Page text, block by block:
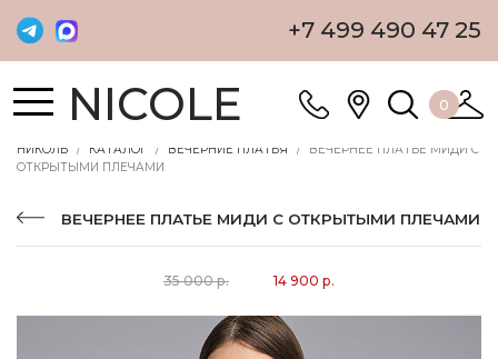
+7 499 490 47 25
NICOLE 0
НИКОЛЬ КАТАЛОГ ВЕЧЕРНИЕ ПЛАТЬЯ
ВЕЧЕРНЕЕ ПЛАТЬЕ МИДИ С
ОТКРЫТЫМИ ПЛЕЧАМИ
ВЕЧЕРНЕЕ ПЛАТЬЕ МИДИ С ОТКРЫТЫМИ ПЛЕЧАМИ
35 000 р. 14 900 р.